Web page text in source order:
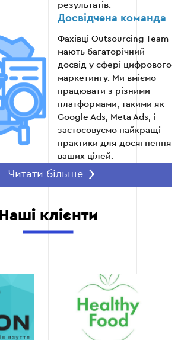
результатів.
Досвідчена команда
Фахівці Outsourcing Team
мають багаторічний
досвід у сфері цифрового
маркетингу. Ми вміємо
працювати з різними
платформами, такими як
Google Ads, Meta Ads, і
застосовуємо найкращі
практики для досягнення
ваших цілей.
Гарантована
ефективність
ключових показників
вашого бізнесу:
Для цього ми
використовуємо передові
інструменти аналітики та
оптимізації.
Гнучкість і
Читати більше
клієнти